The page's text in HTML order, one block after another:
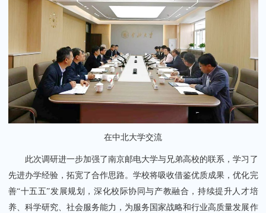
在中北大学交流
此次调研进一步加强了南京邮电大学与兄弟高校的联系，学习了
先进办学经验，拓宽了合作思路。学校将吸收借鉴优质成果，优化完
善“十五五”发展规划，深化校际协同与产教融合，持续提升人才培
养、科学研究、社会服务能力，为服务国家战略和行业高质量发展作